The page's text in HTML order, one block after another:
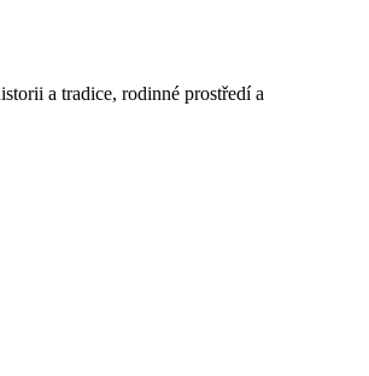
a tradice, rodinné prostředí a